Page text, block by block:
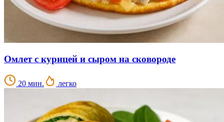
Омлет с курицей и сыром на сковороде
20 мин. легко